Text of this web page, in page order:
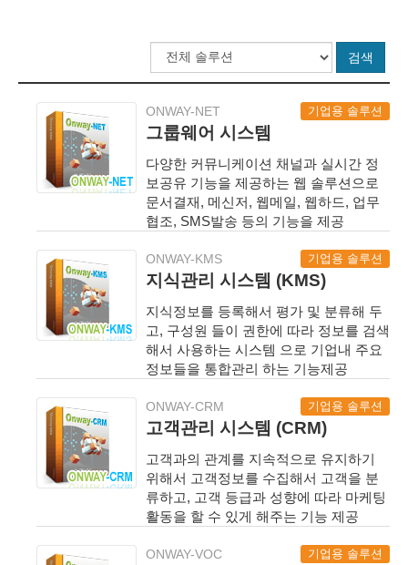
ONWAY-NET 기업용 솔루션
그룹웨어 시스템
다양한 커뮤니케이션 채널과 실시간 정
보공유 기능을 제공하는 웹 솔루션으로
문서결재, 메신저, 웹메일, 웹하드, 업무
협조, SMS발송 등의 기능을 제공
ONWAY-KMS 기업용 솔루션
지식관리 시스템 (KMS)
지식정보를 등록해서 평가 및 분류해 두
고, 구성원 들이 권한에 따라 정보를 검색
해서 사용하는 시스템 으로 기업내 주요
정보들을 통합관리 하는 기능제공
ONWAY-CRM 기업용 솔루션
고객관리 시스템 (CRM)
고객과의 관계를 지속적으로 유지하기
위해서 고객정보를 수집해서 고객을 분
류하고, 고객 등급과 성향에 따라 마케팅
활동을 할 수 있게 해주는 기능 제공
ONWAY-VOC 기업용 솔루션